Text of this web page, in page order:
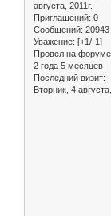
августа, 2011г.
Приглашений: 0
Сообщений: 20943
Уважение: [+1/-1]
Провел на
2 года 5 месяцев
Последний визит:
Вторник, 4